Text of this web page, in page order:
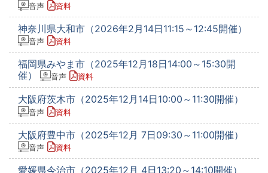
音声 資料
神奈川県大和市（2026年2月14日11:15～12:45開催）
音声 資料
福岡県みやま市（2025年12月18日14:00～15:30開
催）
音声 資料
大阪府茨木市（2025年12月14日10:00～11:30開催）
音声 資料
大阪府豊中市（2025年12月 7日09:30～11:00開催）
音声 資料
愛媛県今治市（2025年12月 4日13:20～14:10開催）